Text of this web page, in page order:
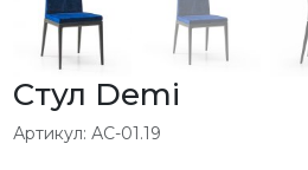
Стул Demi
Артикул: АС-01.19